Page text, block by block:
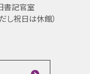
書記官室
祝日は休館）